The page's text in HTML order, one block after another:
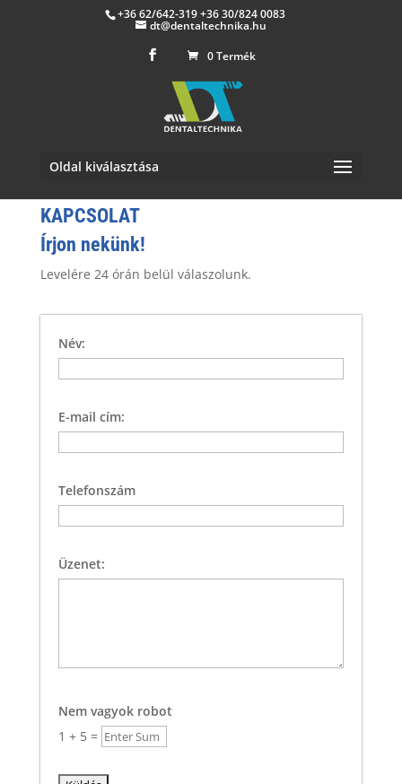
+36 62/642-319 +36 30/824 0083
dt@dentaltechnika.hu
0 Termék
Oldal kiválasztása
KAPCSOLAT
Írjon nekünk!
Levelére 24 órán belül válaszolunk.
Név:
E-mail cím:
Telefonszám
Üzenet:
Nem vagyok robot
1 + 5=